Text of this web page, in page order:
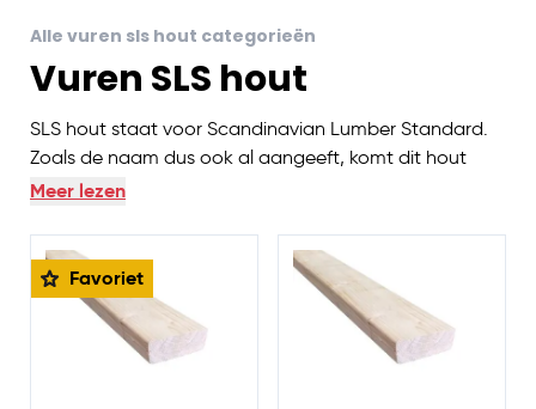
Skip to product list
Alle vuren sls hout categorieën
Vuren SLS hout
SLS hout staat voor Scandinavian Lumber Standard.
Zoals de naam dus ook al aangeeft, komt dit hout
oorspronkelijk uit het noorden van Europa en dan met
de behoorlijke sterkte ervan. Het wordt vaak gebruikt
voor vloeren, wanden en daken.
Meer lezen
Favoriet